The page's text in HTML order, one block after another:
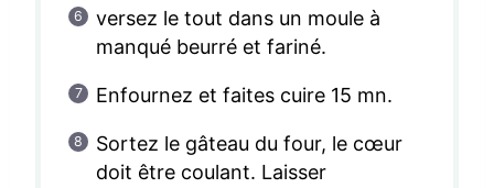
versez le tout dans un moule à
manqué beurré et fariné.
Enfournez et faites cuire 15 mn.
Sortez le gâteau du four, le cœur
doit être coulant. Laisser